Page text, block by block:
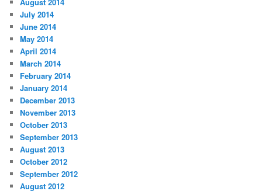
August 2014
July 2014
June 2014
May 2014
April 2014
March 2014
February 2014
January 2014
December 2013
November 2013
October 2013
September 2013
August 2013
October 2012
September 2012
August 2012